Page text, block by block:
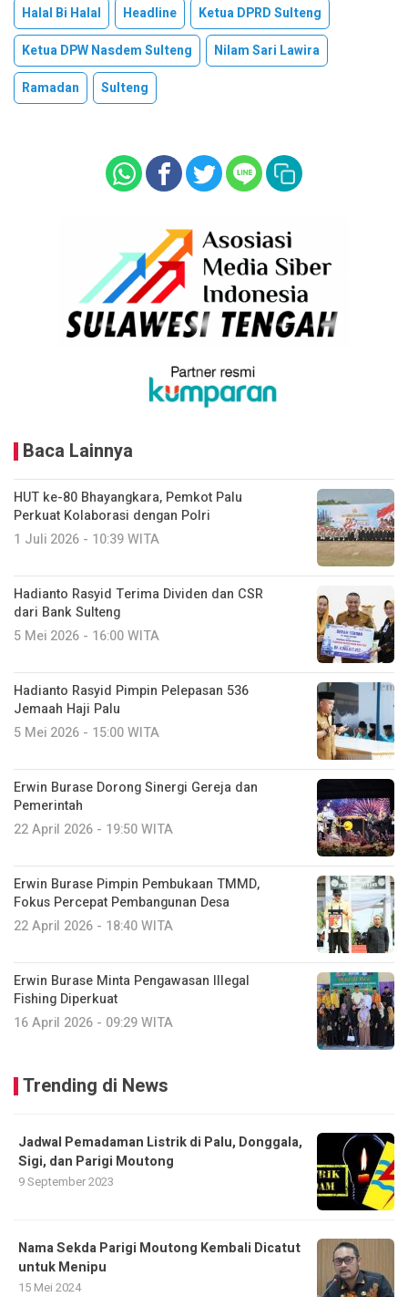
Halal Bi Halal Headline
Ketua DPRD Sulteng
Ketua DPW Nasdem Sulteng
Nilam Sari Lawira
Ramadan
Sulteng
Baca Lainnya
HUT ke-80 Bhayangkara, Pemkot Palu
Perkuat Kolaborasi dengan Polri
1 Juli 2026 - 10:39 WITA
Hadianto Rasyid Terima Dividen dan CSR
dari Bank Sulteng
5 Mei 2026 - 16:00 WITA
Hadianto Rasyid Pimpin Pelepasan 536
Jemaah Haji Palu
5 Mei 2026 - 15:00 WITA
Erwin Burase Dorong Sinergi Gereja dan
Pemerintah
22 April 2026 - 19:50 WITA
Erwin Burase Pimpin Pembukaan TMMD,
Fokus Percepat Pembangunan Desa
22 April 2026 - 18:40 WITA
Erwin Burase Minta Pengawasan Illegal
Fishing Diperkuat
16 April 2026 - 09:29 WITA
Trending di News
Jadwal Pemadaman Listrik di Palu, Donggala,
Sigi, dan Parigi Moutong
9 September 2023
Nama Sekda Parigi Moutong Kembali Dicatut
untuk Menipu
15 Mei 2024